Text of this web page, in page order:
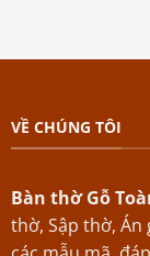
VỀ CHÚNG TÔI
Bàn thờ Gỗ
thờ, Sập thờ, Án